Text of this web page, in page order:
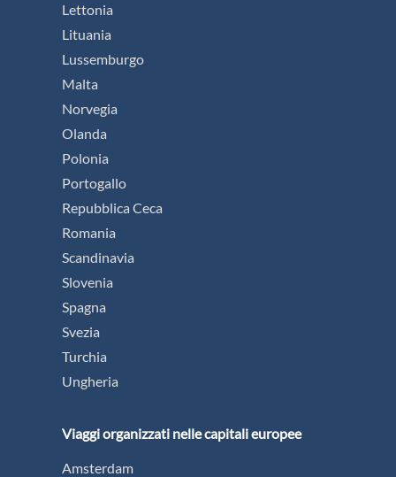
Lettonia
Lituania
Lussemburgo
Malta
Norvegia
Olanda
Polonia
Portogallo
Repubblica Ceca
Romania
Scandinavia
Slovenia
Spagna
Svezia
Turchia
Ungheria
Viaggi organizzati nelle capitali europee
Amsterdam